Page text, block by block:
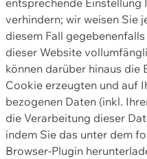
entsprechende
verhindern; wir weisen Sie
diesem Fall
dieser Website
können darüber hinaus die
Cookie erzeugten und auf
bezogenen Daten (inkl.
die Verarbeitung dieser
indem Sie das unter dem
Browser-Plugin